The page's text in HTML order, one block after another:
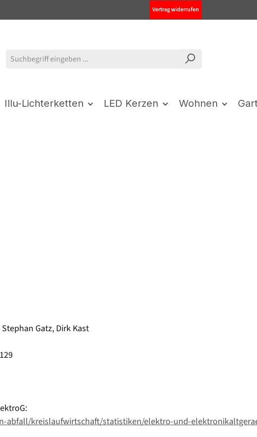
Vertrag widerrufen
Illu-Lichterketten LED Kerzen Wohnen
Gatz, Dirk Kast
abfall/kreislaufwirtschaft/statistiken/elektro-und-